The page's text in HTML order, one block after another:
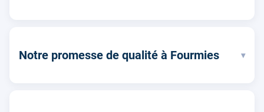
Notre promesse de qualité à Fourmies ▾